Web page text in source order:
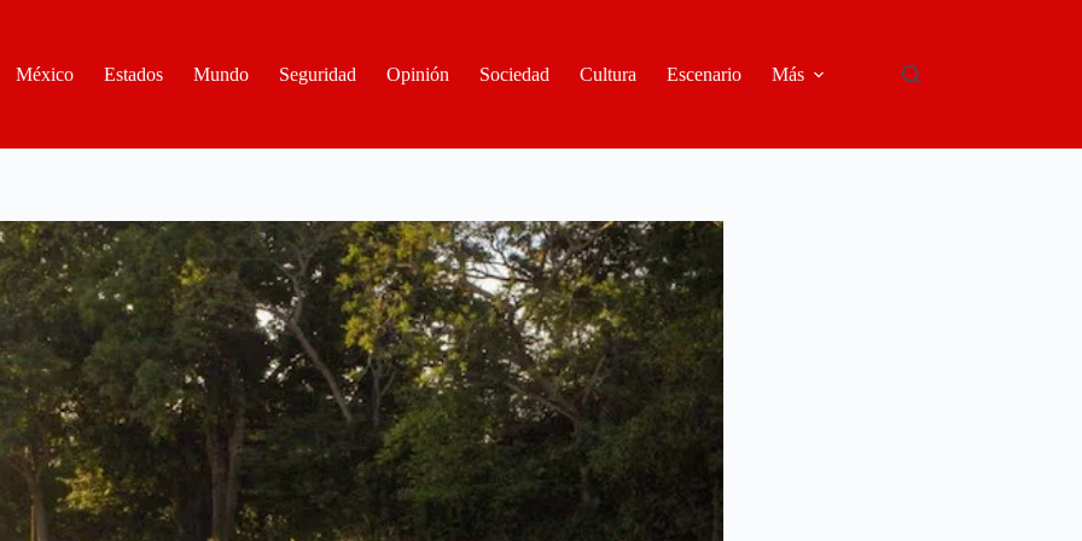
México
Estados Mundo Seguridad Opinión Sociedad Cultura Escenario Más